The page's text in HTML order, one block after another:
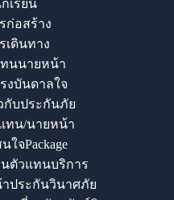
เรียน
ก่อสร้าง
เดินทาง
นนายหน้า
งบันดาลใจ
กับประกันภัย
ทน/นายหน้า
ใจPackage
ตัวแทนบริการ
ประกันวินาศภัย